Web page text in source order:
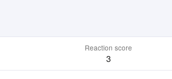
Reaction score
3